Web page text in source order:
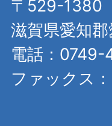
〒529-
滋賀県愛知
電話：0749-
ファックス